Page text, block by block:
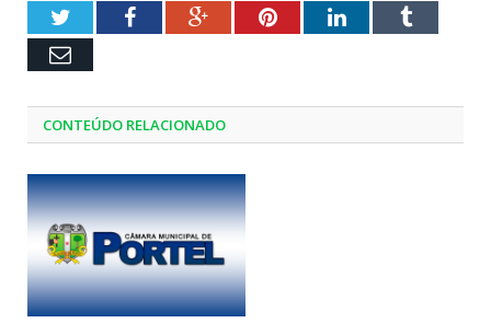
TwitterFacebookGoogle+PinterestLinkedInTumblr
Email
CONTEÚDO RELACIONADO